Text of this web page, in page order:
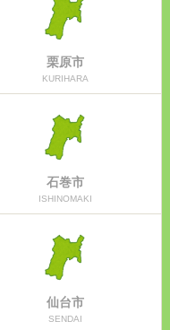
栗原市
KURIHARA
石巻市
ISHINOMAKI
仙台市
SENDAI